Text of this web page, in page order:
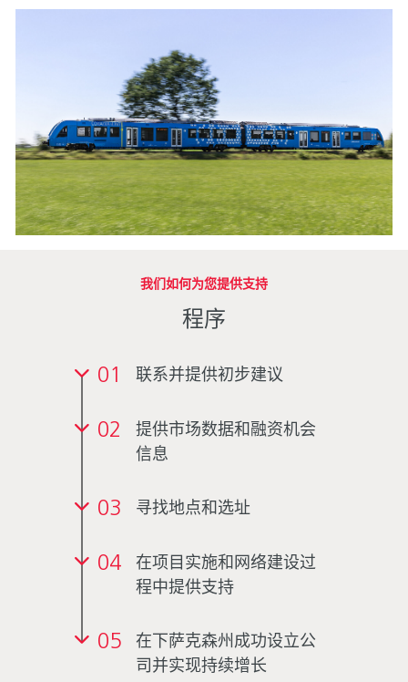
程序
我们如何为您提供支持
01 联系并提供初步建议
02
提供市场数据和融资机会
信息
03 寻找地点和选址
04
在项目实施和网络建设过
程中提供支持
05
在下萨克森州成功设立公
司并实现持续增长